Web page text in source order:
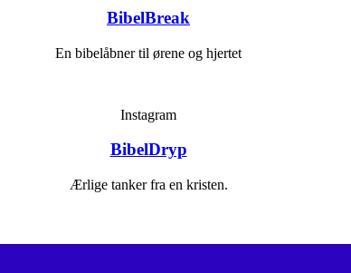
BibelBreak
En bibelåbner til ørene og hjertet
Instagram
BibelDryp
Ærlige tanker fra en kristen.